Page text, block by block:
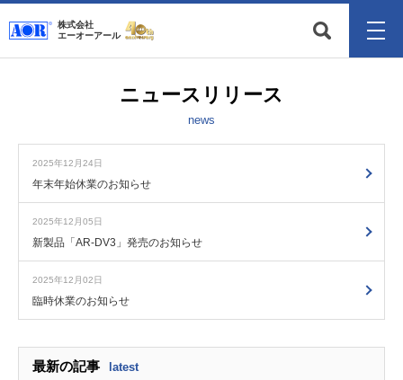
株式会社
エーオーアール
ニュースリリース
news
2025年12月24日
年末年始休業のお知らせ
2025年12月05日
新製品「AR-DV3」発売のお知らせ
2025年12月02日
臨時休業のお知らせ
最新の記事 latest